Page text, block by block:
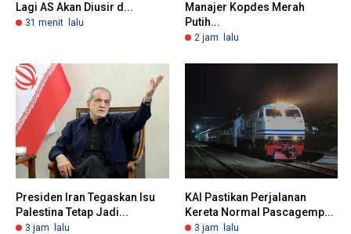
Lagi AS Akan Diusir d...
31 menit lalu
Manajer Kopdes Merah
Putih...
2 jam lalu
Presiden Iran Tegaskan Isu
Palestina Tetap Jadi...
3 jam lalu
KAI Pastikan Perjalanan
Kereta Normal Pascagemp...
3 jam lalu